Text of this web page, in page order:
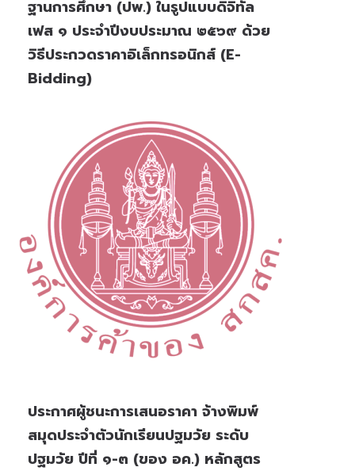
ฐานการศึกษา (ปพ.) ในรูปแบบดิจิทัล
เฟส ๑ ประจำปีงบประมาณ ๒๕๖๙ ด้วย
วิธีประกวดราคาอิเล็กทรอนิกส์ (e-
Bidding)
ประกาศผู้ชนะการเสนอราคา จ้างพิมพ์
สมุดประจำตัวนักเรียนปฐมวัย ระดับ
ปฐมวัย ปีที่ ๑-๓ (ของ อค.) หลักสูตร